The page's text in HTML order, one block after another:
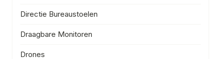
Directie Bureaustoelen
Draagbare Monitoren
Drones